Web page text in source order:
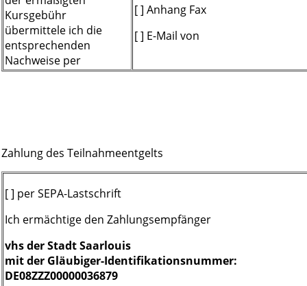
Kursgebühr
übermittele ich die
entsprechenden
Nachweise per
[ ] Anhang Fax
[ ] E-Mail von
Zahlung des Teilnahmeentgelts
[ ] per SEPA-Lastschrift
Ich ermächtige den Zahlungsempfänger
vhs der Stadt Saarlouis
mit der Gläubiger-Identifikationsnummer:
DE08ZZZ00000036879